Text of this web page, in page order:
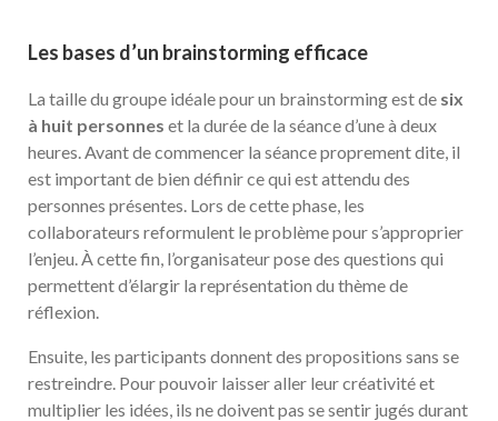
Les bases d’un brainstorming efficace
La taille du groupe idéale pour un brainstorming est de six
à huit personnes et la durée de la séance d’une à deux
heures. Avant de commencer la séance proprement dite, il
est important de bien définir ce qui est attendu des
personnes présentes. Lors de cette phase, les
collaborateurs reformulent le problème pour s’approprier
l’enjeu. À cette fin, l’organisateur pose des questions qui
permettent d’élargir la représentation du thème de
réflexion.
Ensuite, les participants donnent des propositions sans se
restreindre. Pour pouvoir laisser aller leur créativité et
multiplier les idées, ils ne doivent pas se sentir jugés durant